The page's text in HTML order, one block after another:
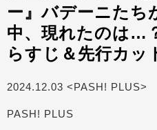
ー』バデーニたち
中、現れたのは…
らすじ＆先行カッ
2024.12.03 <PASH! PLUS>
PASH! PLUS